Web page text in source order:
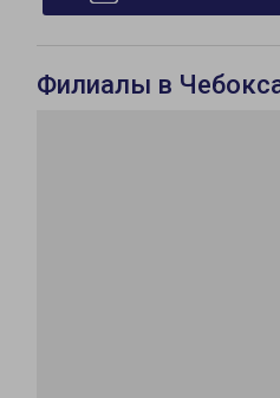
Филиалы в